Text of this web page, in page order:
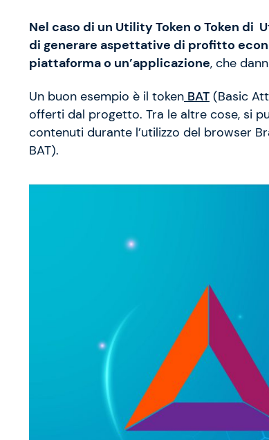
Nel caso di un Utility Token o Token
di generare aspettative di profitto
piattaforma o un’applicazione, che
Un buon esempio è il token BAT (Basic
offerti dal progetto. Tra le altre cose, si
contenuti durante l’utilizzo del browser
BAT).